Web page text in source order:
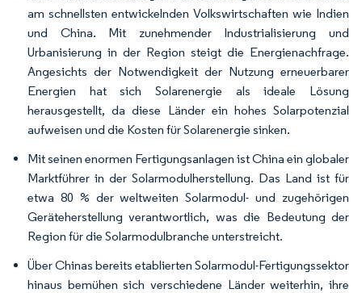
am schnellsten entwickelnden Volkswirtschaften wie Indien
und China. Mit zunehmender Industrialisierung und
Urbanisierung in der Region steigt die Energienachfrage.
Angesichts der Notwendigkeit der Nutzung erneuerbarer
Energien hat sich Solarenergie als ideale Lösung
herausgestellt, da diese Länder ein hohes Solarpotenzial
aufweisen und die Kosten für Solarenergie sinken.
Mit seinen enormen Fertigungsanlagen ist China ein globaler
Marktführer in der Solarmodulherstellung. Das Land ist für
etwa 80 % der weltweiten Solarmodul- und zugehörigen
Geräteherstellung verantwortlich, was die Bedeutung der
Region für die Solarmodulbranche unterstreicht.
Über Chinas bereits etablierten Solarmodul-Fertigungssektor
hinaus bemühen sich verschiedene Länder weiterhin, ihre